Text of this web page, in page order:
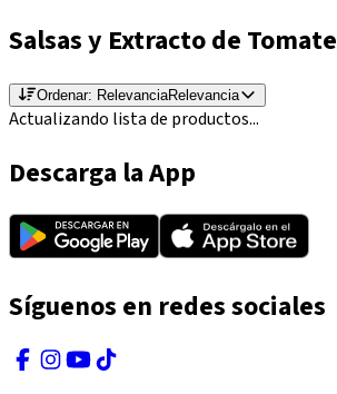
Salsas y Extracto de Tomate
Ordenar: RelevanciaRelevancia
Actualizando lista de productos...
Descarga la App
Síguenos en redes sociales